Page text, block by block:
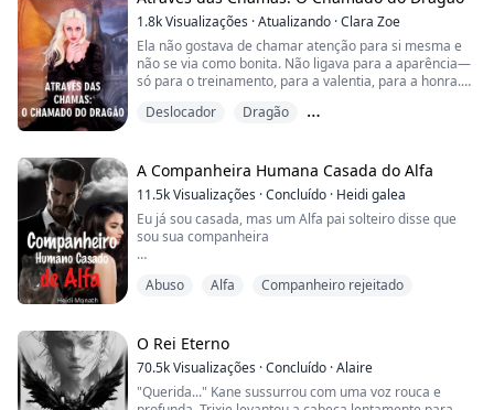
Determinado a convencê-la de que ...
1.8kVisualizações ·Atualizando ·Clara Zoe
Ela não gostava de chamar atenção para si mesma e
não se via como bonita. Não ligava para a aparência—
só para o treinamento, para a valentia, para a honra.
homem que ela admirava e amava mais do que
dele em seus olhos, mas por mais que tentasse, ...
Deslocador
Dragão
A Companheira Humana Casada do Alfa
11.5kVisualizações ·Concluído · Heidi galea
Eu já sou casada, mas um Alfa pai solteiro disse que
sou sua companheira
mental do meu marido Henry há 5 anos. Quase o
casamento no qual sou infeliz.
Esta noite, eu estava preparando o jantar para o
parceiro de negócios de Henry, Derrick.
Abuso Alfa Companheiro rejeitado
O Rei Eterno
70.5kVisualizações ·Concluído ·Alaire
"Querida..." Kane sussurrou com uma voz rouca e